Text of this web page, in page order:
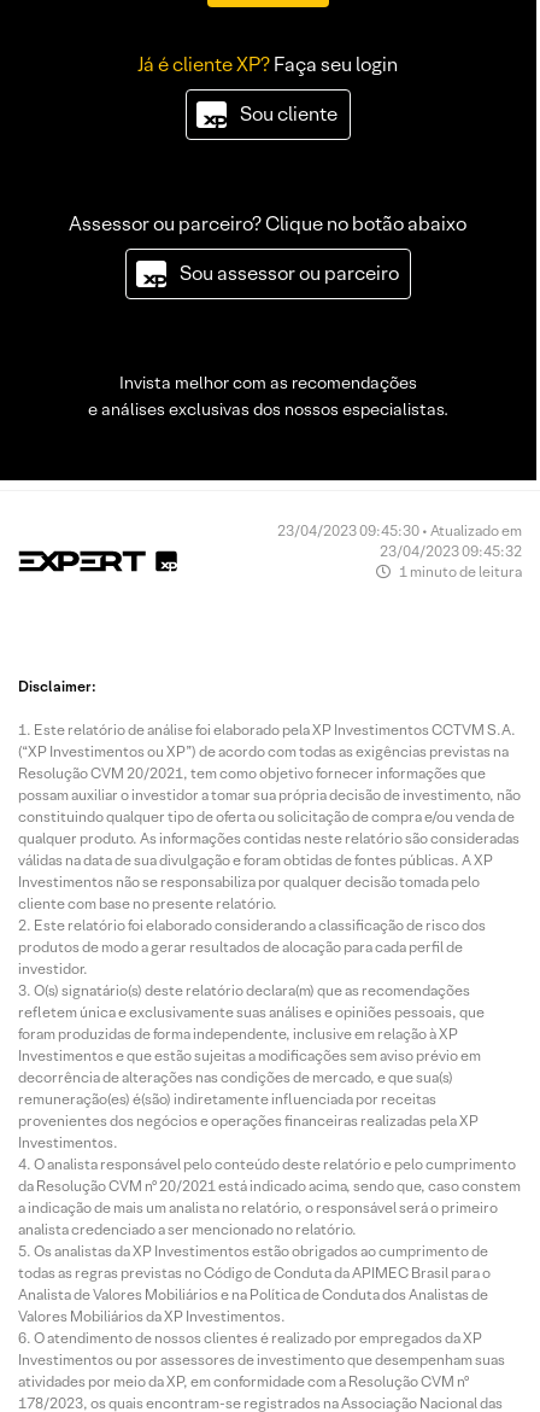
Já é cliente XP?Faça seu login
Sou cliente
Assessor ou parceiro? Clique no botão abaixo
Sou assessor ou parceiro
Invista melhor com as recomendações
e análises exclusivas dos nossos especialistas.
23/04/2023 09:45:30 • Atualizado em
23/04/2023 09:45:32
1 minuto de leitura
Disclaimer:
Este relatório de análise foi elaborado pela XP Investimentos CCTVM S.A.
(“XP Investimentos ou XP”) de acordo com todas as exigências previstas na
Resolução CVM 20/2021, tem como objetivo fornecer informações que
possam auxiliar o investidor a tomar sua própria decisão de investimento, não
constituindo qualquer tipo de oferta ou solicitação de compra e/ou venda de
qualquer produto. As informações contidas neste relatório são consideradas
válidas na data de sua divulgação e foram obtidas de fontes públicas. A XP
Investimentos não se responsabiliza por qualquer decisão tomada pelo
cliente com base no presente relatório.
Este relatório foi elaborado considerando a classificação de risco dos
produtos de modo a gerar resultados de alocação para cada perfil de
investidor.
O(s) signatário(s) deste relatório declara(m) que as recomendações
refletem única e exclusivamente suas análises e opiniões pessoais, que
foram produzidas de forma independente, inclusive em relação à XP
Investimentos e que estão sujeitas a modificações sem aviso prévio em
decorrência de alterações nas condições de mercado, e que sua(s)
remuneração(es) é(são) indiretamente influenciada por receitas
provenientes dos negócios e operações financeiras realizadas pela XP
Investimentos.
O analista responsável pelo conteúdo deste relatório e pelo cumprimento
da Resolução CVM nº 20/2021 está indicado acima, sendo que, caso constem
a indicação de mais um analista no relatório, o responsável será o primeiro
analista credenciado a ser mencionado no relatório.
Os analistas da XP Investimentos estão obrigados ao cumprimento de
todas as regras previstas no Código de Conduta da APIMEC Brasil para o
Analista de Valores Mobiliários e na Política de Conduta dos Analistas de
Valores Mobiliários da XP Investimentos.
O atendimento de nossos clientes é realizado por empregados da XP
Investimentos ou por assessores de investimento que desempenham suas
atividades por meio da XP, em conformidade com a Resolução CVM nº
178/2023, os quais encontram-se registrados na Associação Nacional das